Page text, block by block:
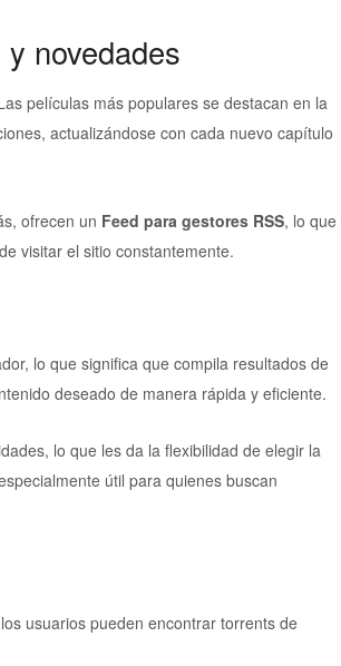
novedades
películas más populares se destacan en la
actualizándose con cada nuevo capítulo
ofrecen un Feed para gestores RSS, lo que
visitar el sitio constantemente.
lo que significa que compila resultados de
deseado de manera rápida y eficiente.
lo que les da la flexibilidad de elegir la
útil para quienes buscan
usuarios pueden encontrar torrents de